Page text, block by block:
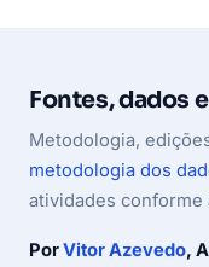
Fontes, dados
Metodologia,
metodologia dos
atividades conforme
PorVitor Azevedo,